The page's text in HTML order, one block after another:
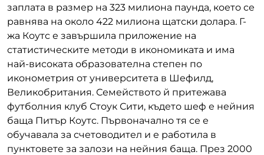
заплата в размер на 323 милиона паунда, което се
равнява на около 422 милиона щатски долара. Г-
жа Коутс е завършила приложение на
статистическите методи в икономиката и има
най-високата образователна степен по
иконометрия от университета в Шефилд,
Великобритания. Семейството й притежава
футболния клуб Стоук Сити, където шеф е нейния
баща Питър Коутс. Първоначално тя се е
обучавала за счетоводител и е работила в
пунктовете за залози на нейния баща. През 2000